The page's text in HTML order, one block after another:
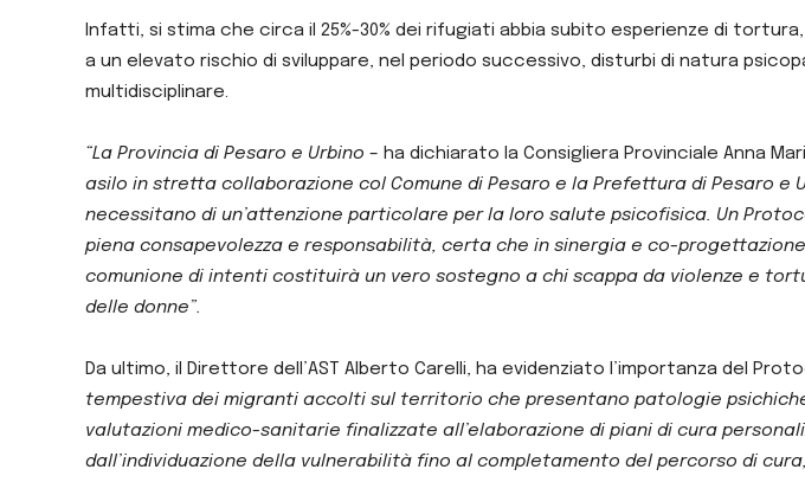
Infatti, si stima che circa il 25%-30% dei rifugiati abbia subito esperienze di
a un elevato rischio di sviluppare, nel periodo successivo, disturbi di natura
multidisciplinare.
“La Provincia di Pesaro e Urbino – ha dichiarato la Consigliera Provinciale Anna
asilo in stretta collaborazione col Comune di Pesaro e la Prefettura di Pesaro
necessitano di un’attenzione particolare per la loro salute psicofisica. Un
piena consapevolezza e responsabilità, certa che in sinergia e co-
comunione di intenti costituirà un vero sostegno a chi scappa da violenze e
delle donne”.
Da ultimo, il Direttore dell’AST Alberto Carelli, ha evidenziato l’importanza del
tempestiva dei migranti accolti sul territorio che presentano patologie
valutazioni medico-sanitarie finalizzate all’elaborazione di piani di cura
dall’individuazione della vulnerabilità fino al completamento del percorso di